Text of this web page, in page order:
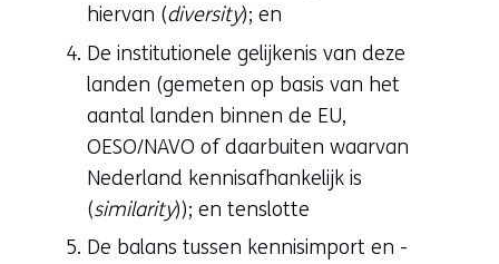
hiervan (diversity); en
De institutionele gelijkenis van deze
landen (gemeten op basis van het
aantal landen binnen de EU,
OESO/NAVO of daarbuiten waarvan
Nederland kennisafhankelijk is
(similarity)); en tenslotte
De balans tussen kennisimport en -